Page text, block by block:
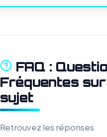
FAQ :
Fréquentes
sujet
Retrouvez les réponses